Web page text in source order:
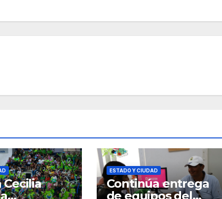
ESTADO Y CIUDAD
Continúa entrega
de equipos del